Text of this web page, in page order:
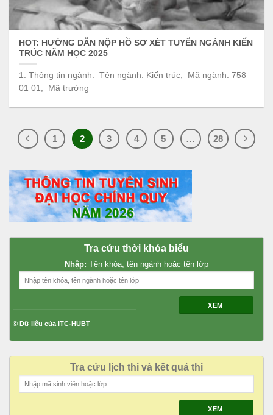
HOT: HƯỚNG DẪN NỘP HỒ SƠ XÉT TUYỂN NGÀNH KIẾN
TRÚC NĂM HỌC 2025
1. Thông tin ngành: Tên ngành: Kiến trúc; Mã ngành: 758
01 01; Mã trường
1 2 3 4 5 … 28
Tra cứu thời khóa biểu
Nhập: Tên khóa, tên ngành hoặc tên lớp
XEM
© Dữ liệu của ITC-HUBT
Tra cứu lịch thi và kết quả thi
XEM